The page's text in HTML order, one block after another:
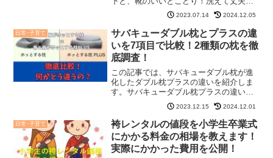
ポータブルシューズの口コミや評判など
を紹介しています。SurvaQ(サバキュ
ー)GYM Shocks(ジムショッ...
2023.07.14 2024.12.05
日常･子育て
サバキューダブル枕とプラスの違
いを7項目で比較！2種類の枕を徹
底調査！
この記事では、サバキューダブル枕が進
化したダブル枕プラスの違いを紹介しま
す。サバキューダブル枕プラスの違い
は、大きさやサイズ、温められる箇所も
進化しました！サバキューダブル枕とプ
ラスの違いを知りたければ、この記事で
確認して下さいね。まずは確...
2023.12.15 2024.12.01
日常･子育て
袴レンタルの値段を小学生卒業式
にかかる料金の相場を教えます！
実際にかかった費用を公開！